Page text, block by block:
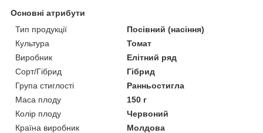
Основні атрибути
Тип продукції
Посівний (насіння)
Культура
Томат
Виробник
Елітний ряд
Сорт/Гібрид
Гібрид
Група стиглості
Ранньостигла
Маса плоду
150 г
Колір плоду
Червоний
Країна виробник
Молдова